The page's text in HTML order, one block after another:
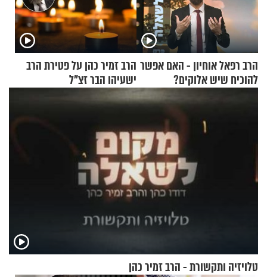
הרב רפאל אוחיון - האם אפשר
להוכיח שיש אלוקים?
הרב זמיר כהן על פטירת הרב
ישעיהו הבר זצ"ל
טלויזיה ותקשורת - הרב זמיר כהן